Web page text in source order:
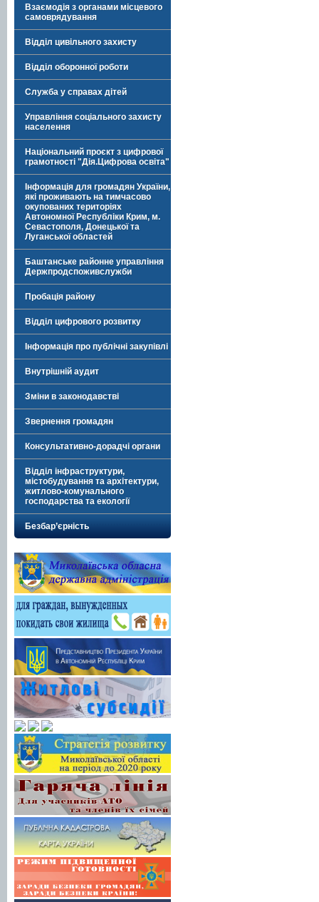
Взаємодія з органами місцевого
самоврядування
Відділ цивільного захисту
Відділ оборонної роботи
Служба у справах дітей
Управління соціального захисту
населення
Національний проєкт з цифрової
грамотності "Дія.Цифрова освіта"
Інформація для громадян України,
які проживають на тимчасово
окупованих територіях
Автономної Республіки Крим, м.
Севастополя, Донецької та
Луганської областей
Баштанське районне управління
Держпродспоживслужби
Пробація району
Відділ цифрового розвитку
Інформація про публічні закупівлі
Внутрішній аудит
Зміни в законодавстві
Звернення громадян
Консультативно-дорадчі органи
Відділ інфраструктури,
містобудування та архітектури,
житлово-комунального
господарства та екології
Безбар’єрність